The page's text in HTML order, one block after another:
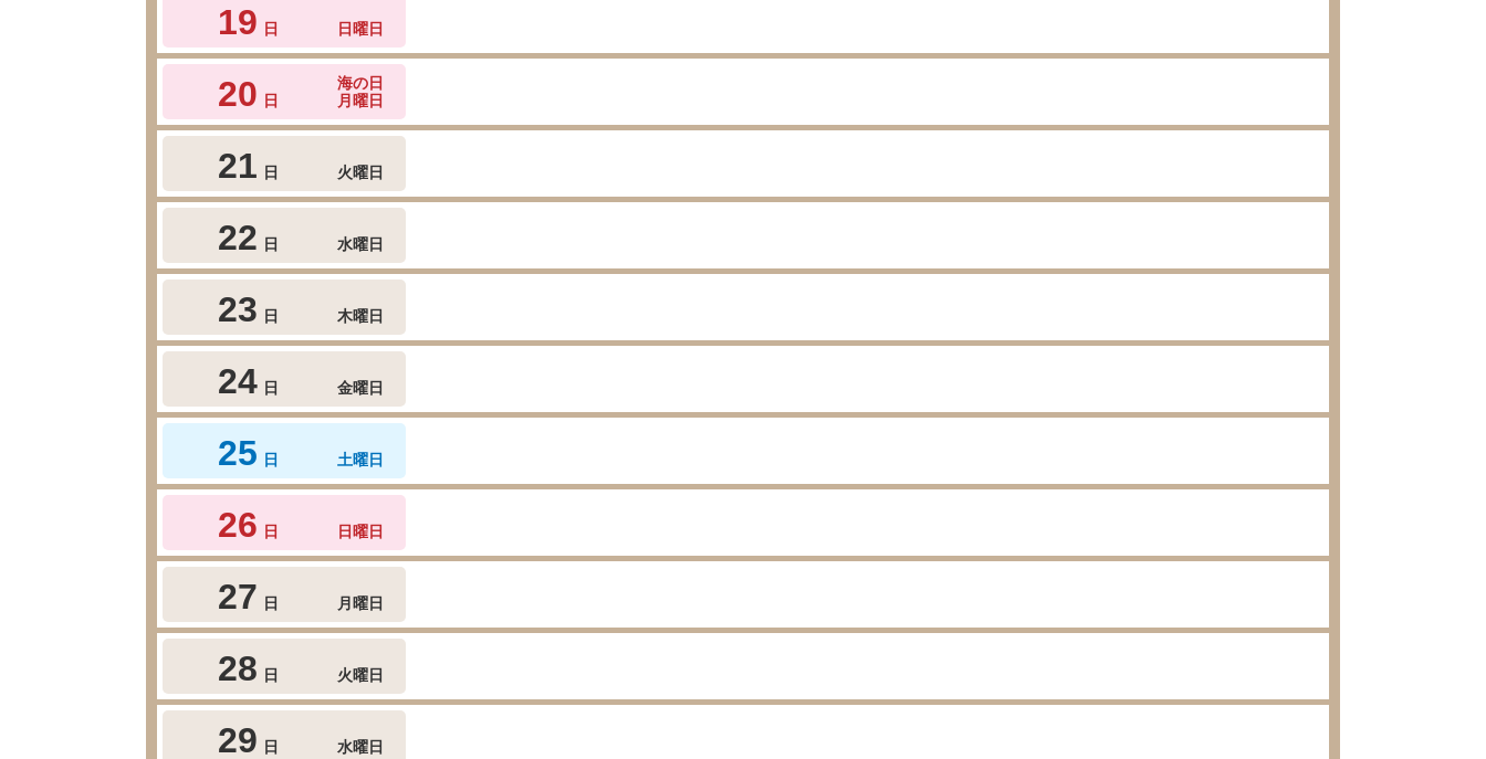
19 日 日曜日
20 日
海の日
月曜日
21 日 火曜日
22 日 水曜日
23 日 木曜日
24 日 金曜日
25 日 土曜日
26 日 日曜日
27 日 月曜日
28 日 火曜日
29 日 水曜日